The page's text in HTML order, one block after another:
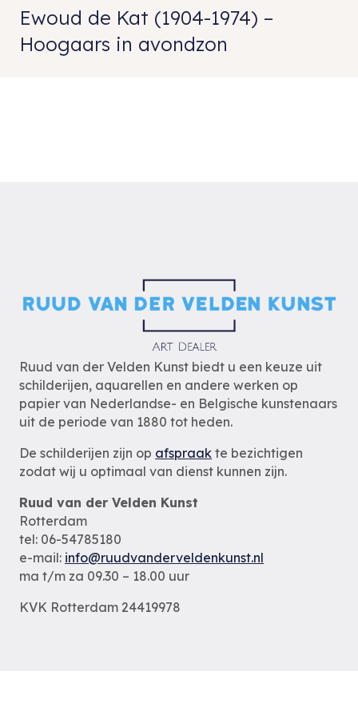
Ewoud de Kat (1904-1974) –
Hoogaars in avondzon
Ruud van der Velden Kunst biedt u een keuze uit
schilderijen, aquarellen en andere werken op
papier van Nederlandse- en Belgische kunstenaars
uit de periode van 1880 tot heden.
De schilderijen zijn op afspraak te bezichtigen
zodat wij u optimaal van dienst kunnen zijn.
Ruud van der Velden Kunst
Rotterdam
tel: 06-54785180
e-mail: info@ruudvanderveldenkunst.nl
ma t/m za 09.30 – 18.00 uur
KVK Rotterdam 24419978